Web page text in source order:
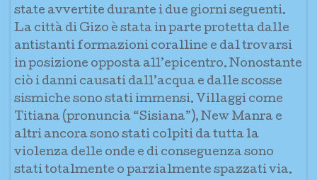
state avvertite durante i due giorni seguenti.
La città di Gizo è stata in parte protetta dalle
antistanti formazioni coralline e dal trovarsi
in posizione opposta all’epicentro. Nonostante
ciò i danni causati dall’acqua e dalle scosse
sismiche sono stati immensi. Villaggi come
Titiana (pronuncia “Sisiana”), New Manra e
altri ancora sono stati colpiti da tutta la
violenza delle onde e di conseguenza sono
stati totalmente o parzialmente spazzati via.